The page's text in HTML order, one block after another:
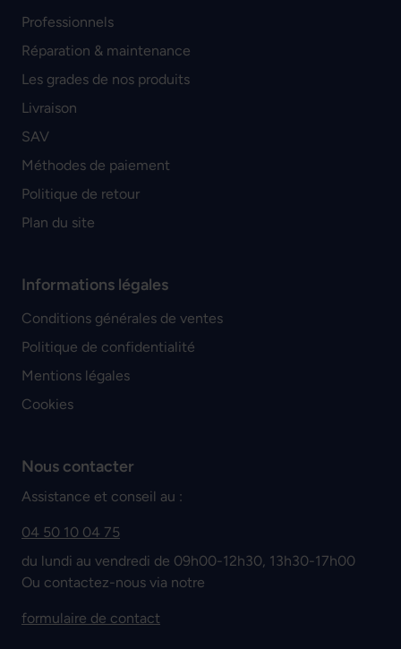
Professionnels
Réparation & maintenance
Les grades de nos produits
Livraison
SAV
Méthodes de paiement
Politique de retour
Plan du site
Informations légales
Conditions générales de ventes
Politique de confidentialité
Mentions légales
Cookies
Nous contacter
Assistance et conseil au :
04 50 10 04 75
du lundi au vendredi de 09h00-12h30, 13h30-17h00
Ou contactez-nous via notre
formulaire de contact